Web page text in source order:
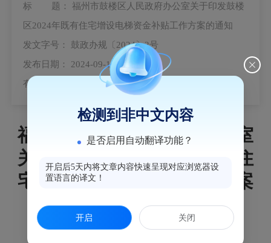
标 题： 福州市鼓楼区人民政府办公室关于印发鼓楼
区2024年既有住宅增设电梯资金补贴工作方案的通知
发文字号： 鼓政办规〔2024〕2号
发布日期： 2024-09-12
有 效 性：
福州市鼓楼区人民政府办公室
关于印发鼓楼区2024年既有住
宅增设电梯资金补贴工作方案
的通知
检测到非中文内容
是否启用自动翻译功能？
开启后5天内将文章内容快速呈现对应浏览器设
置语言的译文！
开启 关闭